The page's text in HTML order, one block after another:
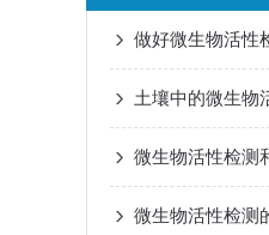
土壤中的微生物
微生物活性检测
微生物活性检测